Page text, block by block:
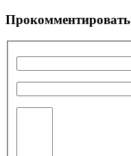
Прокомментировать